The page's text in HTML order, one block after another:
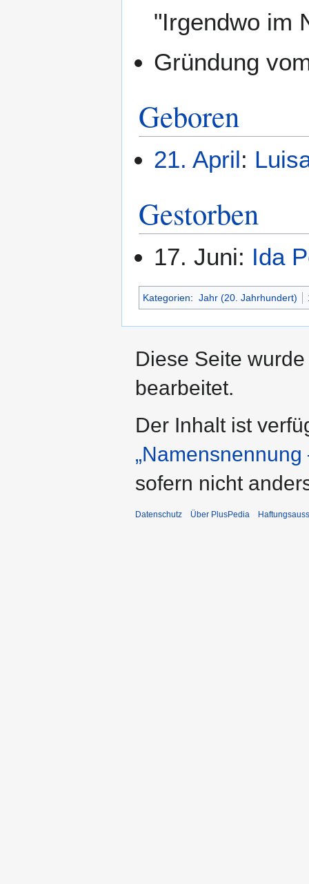
"Irgendwo im
Gründung
Geboren
21. April:
Gestorben
17. Juni: Ida
Kategorien: Jahr (20. Jahrhundert)
Diese Seite
bearbeitet.
Der Inhalt ist
sofern nicht
Datenschutz Über PlusPedia